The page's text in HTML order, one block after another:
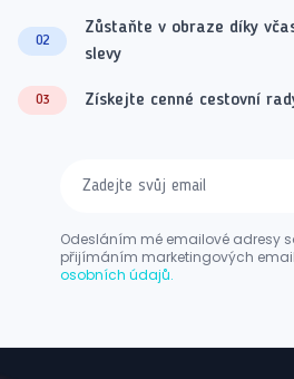
02
Zůstaňte v obraze díky
slevy
03 Získejte cenné cestovní
Odesláním mé emailové adresy
přijímáním marketingových
osobních údajů.